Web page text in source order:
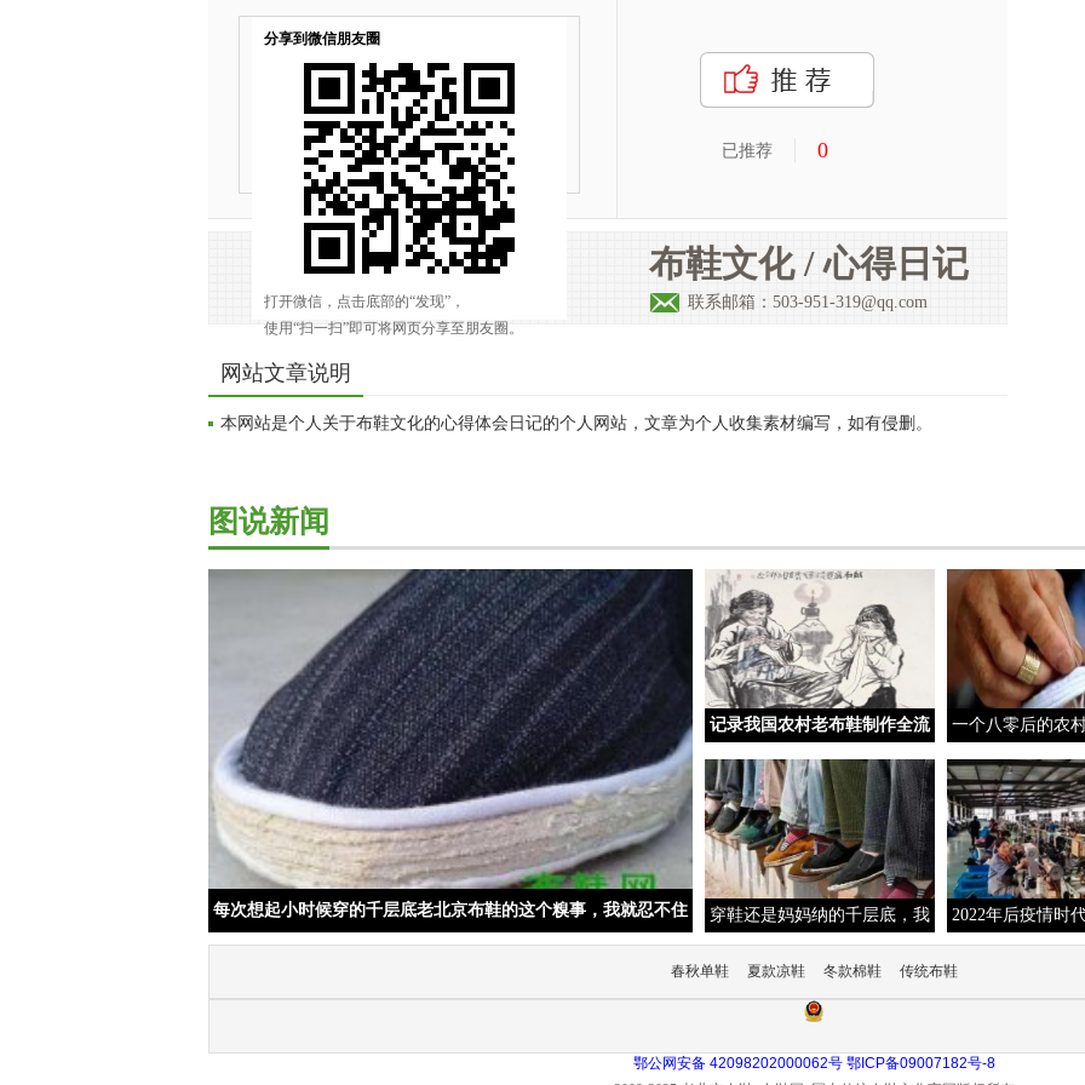
已推荐 0
布鞋文化 / 心得日记
联系邮箱：503-951-319@qq.com
网站文章说明
本网站是个人关于布鞋文化的心得体会日记的个人网站，文章为个人收集素材编写，如有侵删。
图说新闻
每次想起小时候穿的千层底老北京布鞋的这个糗事，我就忍不住
记录我国农村老布鞋制作全流
程，好像看到妈妈在昏黄的煤
油灯下一
一个八零后的农
妈做的农村黑布
难以割
穿鞋还是妈妈纳的千层底，我
见过的妈妈做布鞋的过程
2022年后疫情时
大的年轻人群体
春秋单鞋 夏款凉鞋 冬款棉鞋 传统布鞋
鄂公网安备 42098202000062号 鄂ICP备09007182号-8